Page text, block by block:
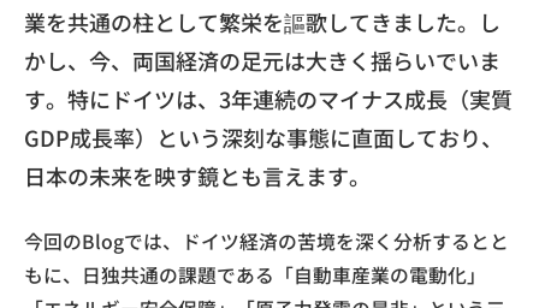
業を共通の柱として繁栄を謳歌してきました。し
かし、今、両国経済の足元は大きく揺らいでいま
す。特にドイツは、3年連続のマイナス成長（実質
GDP成長率）という深刻な事態に直面しており、
日本の未来を映す鏡とも言えます。
今回のBlogでは、ドイツ経済の苦境を深く分析するとと
もに、日独共通の課題である「自動車産業の電動化」